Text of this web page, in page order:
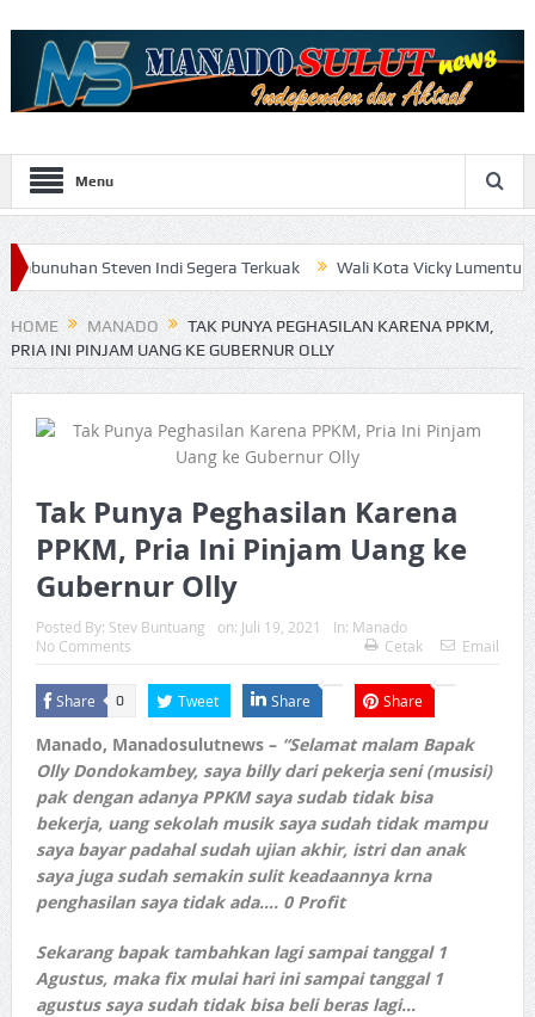
Menu
Indi Segera Terkuak Wali Kota Vicky Lumentut Serahkan
HOME MANADO
TAK PUNYA PEGHASILAN KARENA PPKM,
PRIA INI PINJAM UANG KE GUBERNUR OLLY
Tak Punya Peghasilan Karena
PPKM, Pria Ini Pinjam Uang ke
Gubernur Olly
Posted By: Stev Buntuang on: Juli 19, 2021 In: Manado
No Comments
Cetak Email
Share 0 Tweet Share Share
Manado, Manadosulutnews – “Selamat malam Bapak
Olly Dondokambey, saya billy dari pekerja seni (musisi)
pak dengan adanya PPKM saya sudab tidak bisa
bekerja, uang sekolah musik saya sudah tidak mampu
saya bayar padahal sudah ujian akhir, istri dan anak
saya juga sudah semakin sulit keadaannya krna
penghasilan saya tidak ada…. 0 Profit
Sekarang bapak tambahkan lagi sampai tanggal 1
Agustus, maka fix mulai hari ini sampai tanggal 1
agustus saya sudah tidak bisa beli beras lagi…